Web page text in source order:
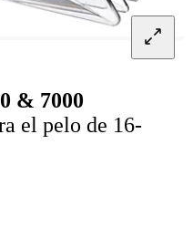
& 7000
el pelo de 16-